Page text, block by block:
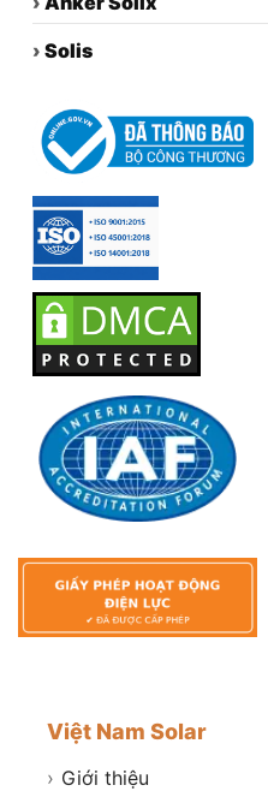
› Solis
Việt Nam Solar
› Giới thiệu